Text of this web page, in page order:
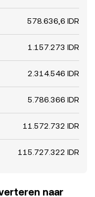
578.636,6 IDR
1.157.273 IDR
2.314.546 IDR
5.786.366 IDR
11.572.732 IDR
115.727.322 IDR
naar